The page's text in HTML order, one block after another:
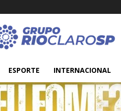
ESPORTE INTERNACIONAL